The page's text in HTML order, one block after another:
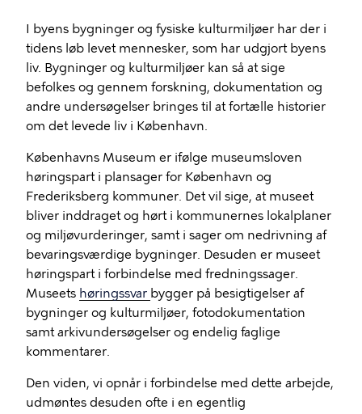
I byens bygninger og fysiske kulturmiljøer har der i
tidens løb levet mennesker, som har udgjort byens
liv. Bygninger og kulturmiljøer kan så at sige
befolkes og gennem forskning, dokumentation og
andre undersøgelser bringes til at fortælle historier
om det levede liv i København.
Københavns Museum er ifølge museumsloven
høringspart i plansager for København og
Frederiksberg kommuner. Det vil sige, at museet
bliver inddraget og hørt i kommunernes lokalplaner
og miljøvurderinger, samt i sager om nedrivning af
bevaringsværdige bygninger. Desuden er museet
høringspart i forbindelse med fredningssager.
Museets høringssvar bygger på besigtigelser af
bygninger og kulturmiljøer, fotodokumentation
samt arkivundersøgelser og endelig faglige
kommentarer.
Den viden, vi opnår i forbindelse med dette arbejde,
udmøntes desuden ofte i en egentlig